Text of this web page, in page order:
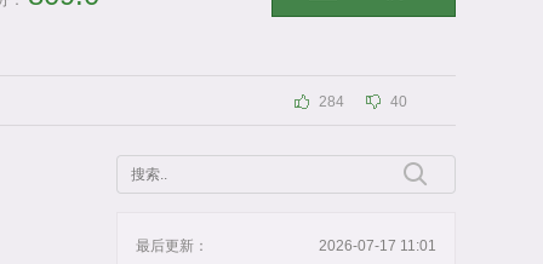
284 40
最后更新：
2026-07-17 11:01